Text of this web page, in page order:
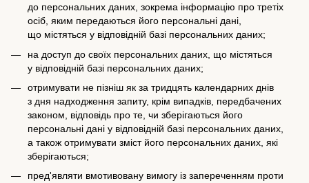
до персональних даних, зокрема інформацію про третіх
осіб, яким передаються його персональні дані,
що містяться у відповідній базі персональних даних;
на доступ до своїх персональних даних, що містяться
у відповідній базі персональних даних;
отримувати не пізніш як за тридцять календарних днів
з дня надходження запиту, крім випадків, передбачених
законом, відповідь про те, чи зберігаються його
персональні дані у відповідній базі персональних даних,
а також отримувати зміст його персональних даних, які
зберігаються;
пред'являти вмотивовану вимогу із запереченням проти